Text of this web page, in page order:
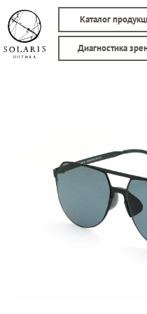
Каталог
Диагностика